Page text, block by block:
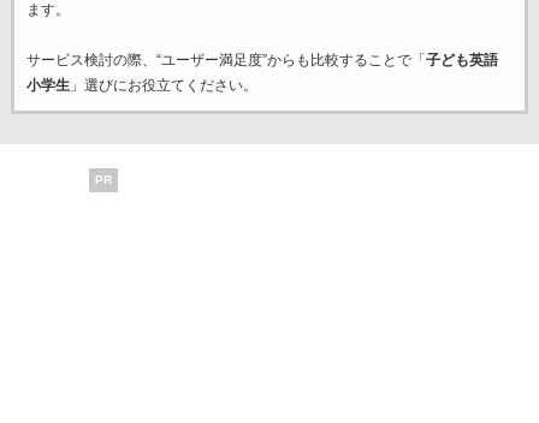
ます。
サービス検討の際、“ユーザー満足度”からも比較することで「 子ども英語
小学生」選びにお役立てください。
PR